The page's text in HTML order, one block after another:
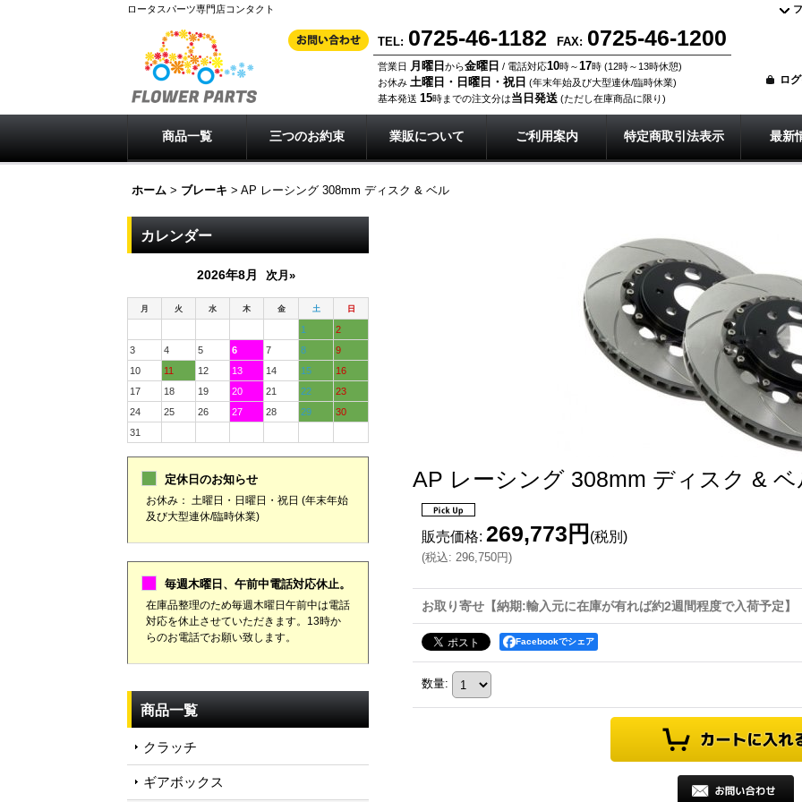
ロータスパーツ専門店コンタクト
TEL: 0725-46-1182 FAX: 0725-46-1200
営業日 月曜日 から金曜日 / 電話対応10時～17時 (12時～13時休憩)
お休み 土曜日・日曜日・祝日 (年末年始及び大型連休/臨時休業)
基本発送 15時までの注文分は当日発送 (ただし在庫商品に限り)
ロ
商品一覧 三つのお約束 業販について ご利用案内 特定商取引法表示 最新
ホーム > ブレーキ > AP レーシング 308mm ディスク & ベル
カレンダー
2026年8月 次月»
月 火 水 木 金 土 日
1
2
3
4 5 6 7 8
9
10
11 12 13 14 15
16
17
18 19 20 21 22
23
24
25 26 27 28 29
30
31
定休日のお知らせ
お休み： 土曜日・日曜日・祝日 (年末年始
及び大型連休/臨時休業)
毎週木曜日、午前中電話対応休止。
在庫品整理のため毎週木曜日午前中は電話
対応を休止させていただきます。13時か
らのお電話でお願い致します。
商品一覧
クラッチ
ギアボックス
AP レーシング 308mm ディスク & ベ
販売価格: 269,773円 (税別)
(税込: 296,750円)
お取り寄せ【納期:輸入元に在庫が有れば約2週間程度で入荷予定】
Facebookでシェア
数量: